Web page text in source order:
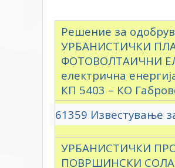
Решение за
УРБАНИСТИЧКИ
ФОТОВОЛТАИЧНИ
електрична
КП 5403 – КО
61359 Известување
УРБАНИСТИЧКИ
ПОВРШИНСКИ